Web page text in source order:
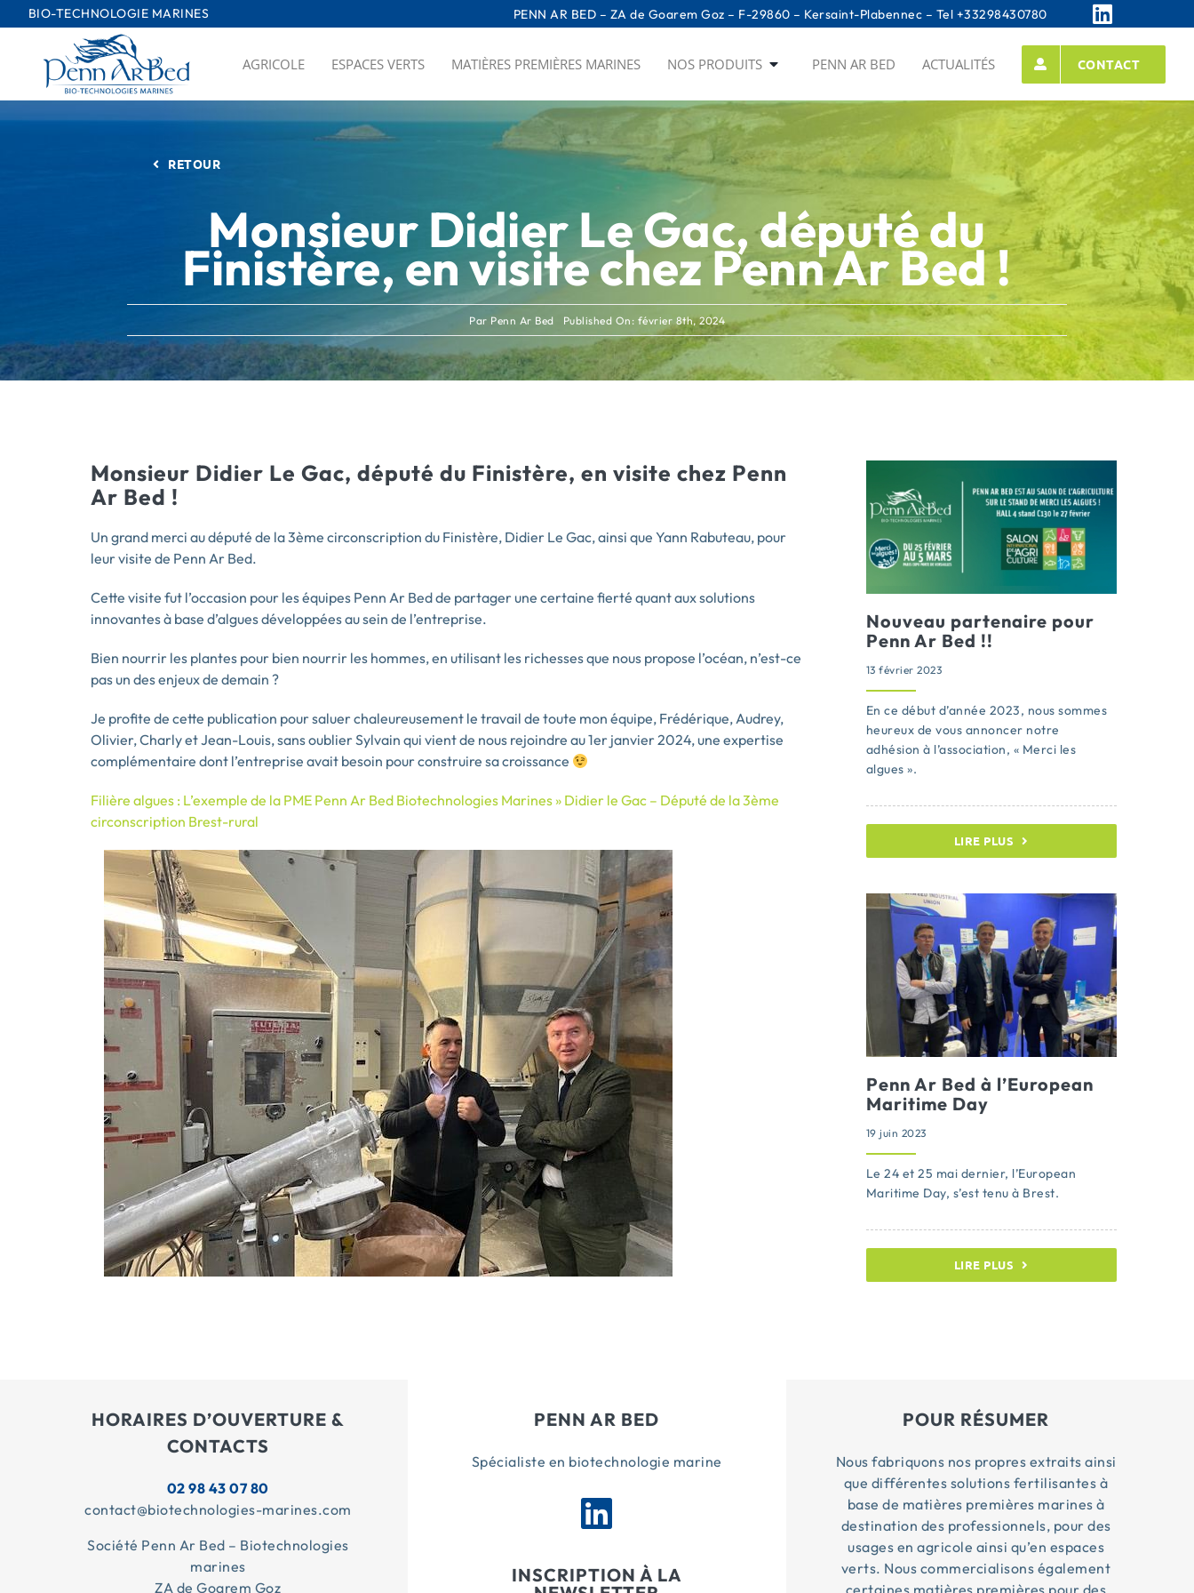
Passer
au
BIO-TECHNOLOGIE MARINES PENN AR BED – ZA de Goarem Goz – F-29860 – Kersaint-Plabennec – Tel +33298430780
AGRICOLE ESPACES VERTS MATIÈRES PREMIÈRES MARINES NOS PRODUITS PENN AR BED ACTUALITÉS CONTACT
RETOUR
Monsieur Didier Le Gac, député du
Finistère, en visite chez Penn Ar Bed !
Par Penn Ar Bed Published On: février 8th, 2024
Monsieur Didier Le Gac, député du Finistère, en visite chez Penn
Ar Bed !
Un grand merci au député de la 3ème circonscription du Finistère, Didier Le Gac, ainsi que Yann Rabuteau, pour
leur visite de Penn Ar Bed.
Cette visite fut l’occasion pour les équipes Penn Ar Bed de partager une certaine fierté quant aux solutions
innovantes à base d’algues développées au sein de l’entreprise.
Bien nourrir les plantes pour bien nourrir les hommes, en utilisant les richesses que nous propose l’océan, n’est-ce
pas un des enjeux de demain ?
Je profite de cette publication pour saluer chaleureusement le travail de toute mon équipe, Frédérique, Audrey,
Olivier, Charly et Jean-Louis, sans oublier Sylvain qui vient de nous rejoindre au 1er janvier 2024, une expertise
complémentaire dont l’entreprise avait besoin pour construire sa croissance
Filière algues : L’exemple de la PME Penn Ar Bed Biotechnologies Marines » Didier le Gac – Député de la 3ème
circonscription Brest-rural
Nouveau partenaire pour
Penn Ar Bed !!
13 février 2023
En ce début d’année 2023, nous sommes
heureux de vous annoncer notre
adhésion à l’association, « Merci les
algues ».
LIRE PLUS
Penn Ar Bed à l’European
Maritime Day
19 juin 2023
Le 24 et 25 mai dernier, l’European
Maritime Day, s’est tenu à Brest.
LIRE PLUS
HORAIRES D’OUVERTURE &
CONTACTS
02 98 43 07 80
contact@biotechnologies-marines.com
Société Penn Ar Bed – Biotechnologies
marines
ZA de Goarem Goz
PENN AR BED
Spécialiste en biotechnologie marine
INSCRIPTION À LA
POUR RÉSUMER
Nous fabriquons nos propres extraits ainsi
que différentes solutions fertilisantes à
base de matières premières marines à
destination des professionnels, pour des
usages en agricole ainsi qu’en espaces
verts. Nous commercialisons également